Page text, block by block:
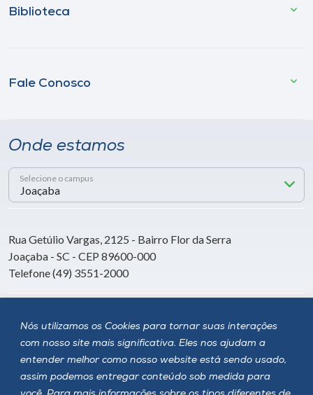
Nós utilizamos os Cookies para tornar suas interações
com nosso site mais significativa. Eles nos ajudam a
entender melhor como nosso website está sendo usado,
assim podemos entregar conteúdo sob medida para
Biblioteca
Fale Conosco
Onde estamos
Selecione o campus
Rua Getúlio Vargas, 2125 - Bairro Flor da Serra
Joaçaba - SC - CEP 89600-000
Telefone (49) 3551-2000
Siga a Unoesc